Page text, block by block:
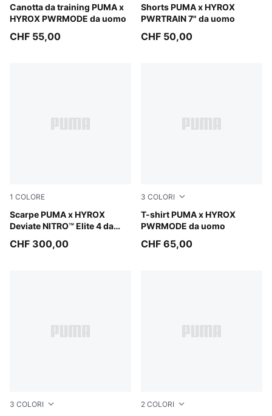
Canotta da training PUMA x
HYROX PWRMODE da uomo
Intense Mint
CHF 55,00
Shorts PUMA x HYROX
PWRTRAIN 7" da uomo
Puma Black
CHF 50,00
1 COLORE
Scarpe PUMA x HYROX
Deviate NITRO™ Elite 4 da
Pure Pink-Electric Orchid-Deep Plum
CHF 300,00
3 COLORI
T-shirt PUMA x HYROX
PWRMODE da uomo
Mouse Gray
CHF 65,00
3 COLORI 2 COLORI